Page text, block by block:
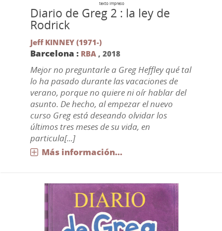
texto impreso
Diario de Greg 2 : la ley de
Rodrick
Jeff KINNEY (1971-)
Barcelona : RBA , 2018
Mejor no preguntarle a Greg Heffley qué tal
lo ha pasado durante las vacaciones de
verano, porque no quiere ni oír hablar del
asunto. De hecho, al empezar el nuevo
curso Greg está deseando olvidar los
últimos tres meses de su vida, en
particula[...]
Más información...